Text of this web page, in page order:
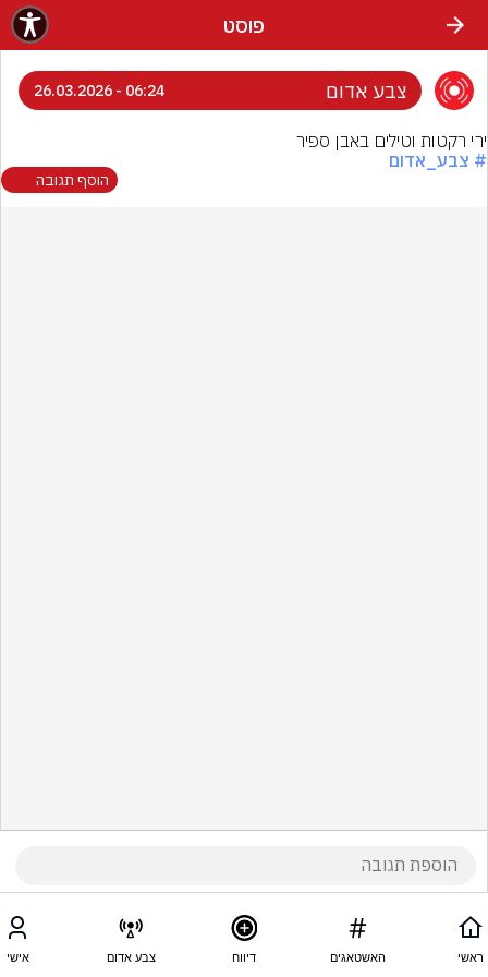
פוסט
צבע אדום 06:24 - 26.03.2026
ירי רקטות וטילים באבן ספיר
# צבע_אדום
הוסף תגובה
ראשי האשטאגים דיווח צבע אדום אישי